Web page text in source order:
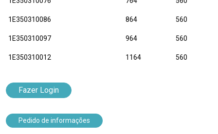
1E350310086 864 560
1E350310097 964 560
1E350310012 1164 560
Fazer Login
Pedido de informações